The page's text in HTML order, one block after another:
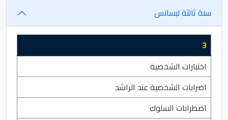
سنة ثالثة ليسانس
3
اختبارات الشخصية
اضرابات الشخصية عند الراشد
اضطرابات السلوك